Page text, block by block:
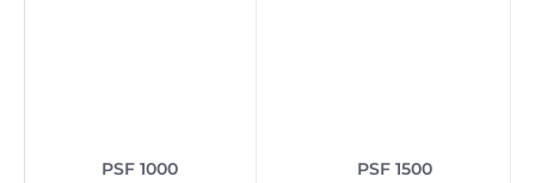
PSF 1000 PSF 1500